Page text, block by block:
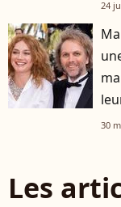
24
30
Les